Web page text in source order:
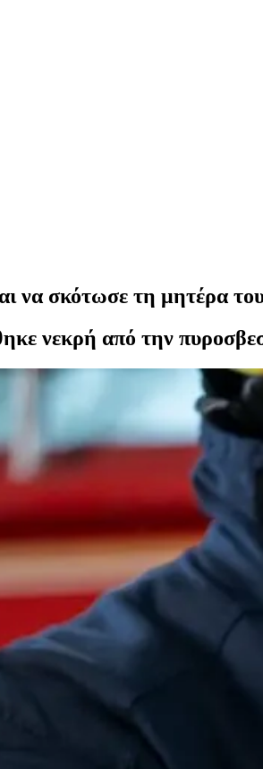
σκότωσε τη μητέρα του
νεκρή από την